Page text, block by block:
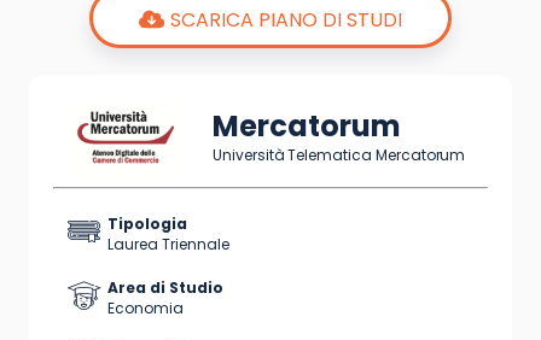
SCARICA PIANO DI STUDI
Mercatorum
Università Telematica Mercatorum
Tipologia
Laurea Triennale
Area di Studio
Economia